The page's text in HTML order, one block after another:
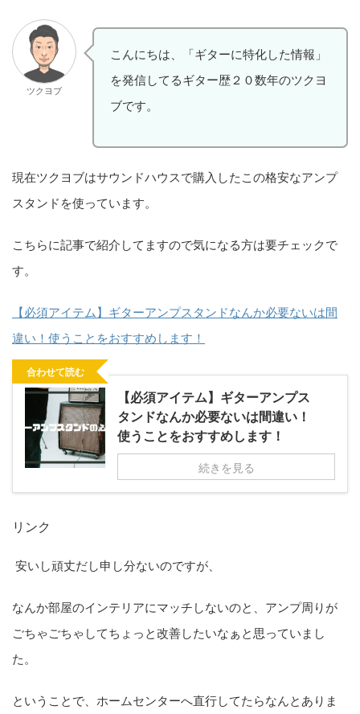
ツクヨブ
こんにちは、「ギターに特化した情報」
を発信してるギター歴２０数年のツクヨ
ブです。
現在ツクヨブはサウンドハウスで購入したこの格安なアンプ
スタンドを使っています。
こちらに記事で紹介してますので気になる方は要チェックで
す。
【必須アイテム】ギターアンプスタンドなんか必要ないは間
違い！使うことをおすすめします！
合わせて読む
【必須アイテム】ギターアンプス
タンドなんか必要ないは間違い！
使うことをおすすめします！
続きを見る
リンク
安いし頑丈だし申し分ないのですが、
なんか部屋のインテリアにマッチしないのと、アンプ周りが
ごちゃごちゃしてちょっと改善したいなぁと思っていまし
た。
ということで、ホームセンターへ直行してたらなんとありま